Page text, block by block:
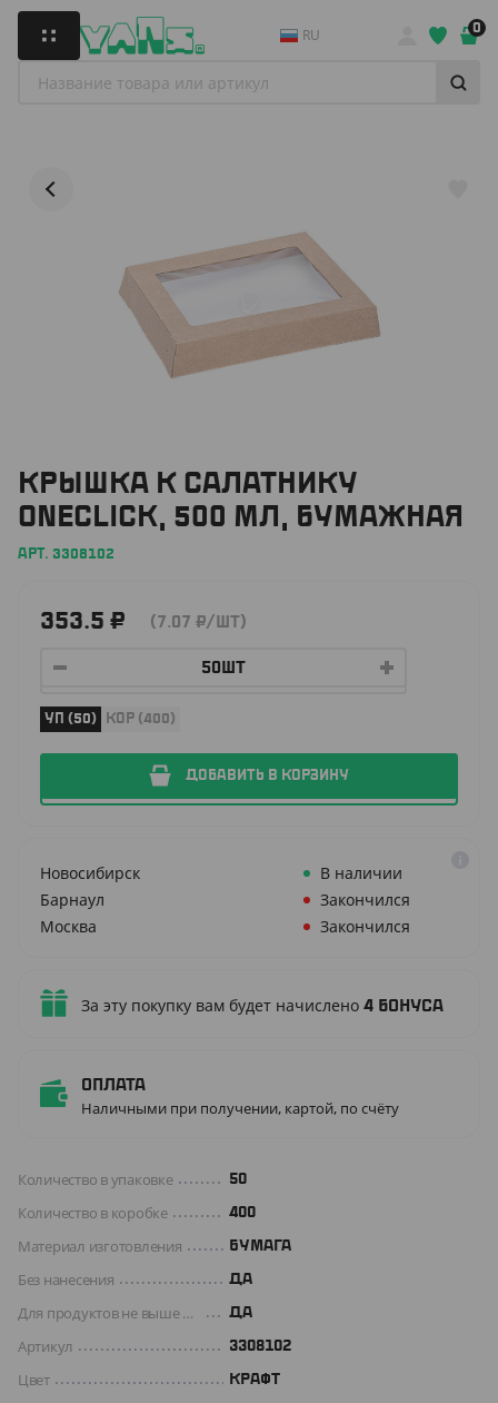
RU 0
КРЫШКА К САЛАТНИКУ
ONECLICK, 500 МЛ, БУМАЖНАЯ
АРТ. 3308102
353.5 ₽ (7.07 ₽/ШТ)
УП (50) КОР (400)
ДОБАВИТЬ В КОРЗИНУ
Новосибирск
В наличии
Барнаул
Закончился
Москва
Закончился
За эту покупку вам будет начислено 4 бонуса
Оплата
Наличными при получении, картой, по счёту
Количество в упаковке 50
Количество в коробке 400
Материал изготовления БУМАГА
Без нанесения ДА
Для продуктов не выше +70 C° Да
Артикул 3308102
Цвет КРАФТ